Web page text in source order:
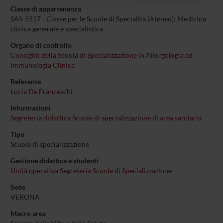
raccolto dal tuo utilizzo dei loro servizi.
Classe di appartenenza
SAS-5517 - Classe per le Scuole di Specialità (Ateneo): Medicina
clinica generale e specialistica
Organo di controllo
Consiglio della Scuola di Specializzazione in Allergologia ed
Immunologia Clinica
Referente
Lucia De Franceschi
Informazioni
Segreteria didattica Scuole di specializzazione di area sanitaria
Tipo
Scuole di specializzazione
Gestione didattica e studenti
Unità operativa Segreteria Scuole di Specializzazione
Sede
VERONA
Macro area